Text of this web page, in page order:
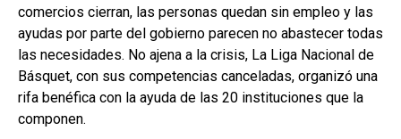
comercios cierran, las personas quedan sin empleo y las
ayudas por parte del gobierno parecen no abastecer todas
las necesidades. No ajena a la crisis, La Liga Nacional de
Básquet, con sus competencias canceladas, organizó una
rifa benéfica con la ayuda de las 20 instituciones que la
componen.